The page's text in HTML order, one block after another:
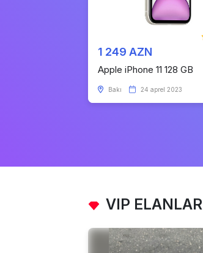
1 249 AZN
Apple iPhone 11 128 GB
Bakı 24 aprel 2023
VIP ELANLAR